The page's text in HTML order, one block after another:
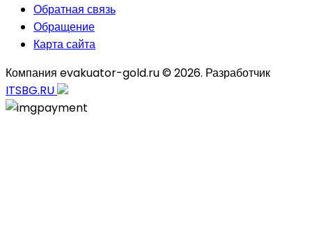
Обратная связь
Обращение
Карта сайта
Компания evakuator-gold.ru © 2026. Разработчик
ITSBG.RU